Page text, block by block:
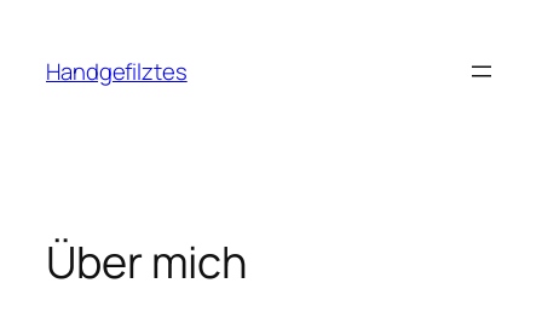
springen
Handgefilztes
Über mich